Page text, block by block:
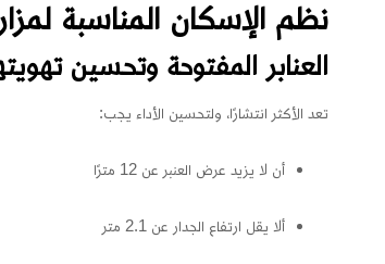
نظم الإسكان المناسبة
العنابر المفتوحة وتحسين
تعد الأكثر انتشارًا، ولتحسين الأداء يجب:
أن لا يزيد عرض العنبر عن 12 مترًا
ألا يقل ارتفاع الجدار عن 2.1 متر